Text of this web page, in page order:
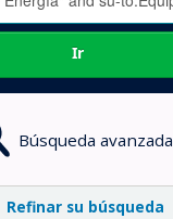
Ir
Búsqueda avanzada
Refinar su búsqueda